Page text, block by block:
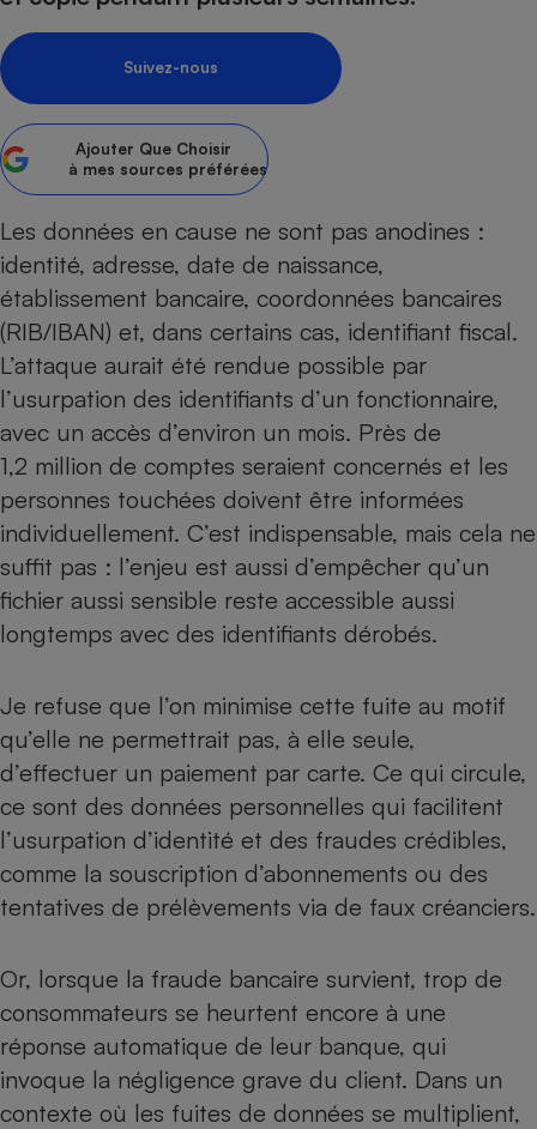
Suivez-nous
Ajouter Que Choisir
à mes sources préférées
Les données en cause ne sont pas anodines :
identité, adresse, date de naissance,
établissement bancaire, coordonnées bancaires
(RIB/IBAN) et, dans certains cas, identifiant fiscal.
L’attaque aurait été rendue possible par
l’usurpation des identifiants d’un fonctionnaire,
avec un accès d’environ un mois. Près de
1,2 million de comptes seraient concernés et les
personnes touchées doivent être informées
individuellement. C’est indispensable, mais cela ne
suffit pas : l’enjeu est aussi d’empêcher qu’un
fichier aussi sensible reste accessible aussi
longtemps avec des identifiants dérobés.
Je refuse que l’on minimise cette fuite au motif
qu’elle ne permettrait pas, à elle seule,
d’effectuer un paiement par carte. Ce qui circule,
ce sont des données personnelles qui facilitent
l’usurpation d’identité et des fraudes crédibles,
comme la souscription d’abonnements ou des
tentatives de prélèvements via de faux créanciers.
Or, lorsque la fraude bancaire survient, trop de
consommateurs se heurtent encore à une
réponse automatique de leur banque, qui
invoque la négligence grave du client. Dans un
contexte où les fuites de données se multiplient,
Assurance emprunteur
Petit électroménager -
Plaque de cuisson à
induction
Climatiseur -
Ventilateur
Cafetière à expressos
Téléviseur
Téléphone mobile -
Smartphone
Antivirus
Matelas
Radiateur électrique
Climatiseur -
Ventilateur
Antimoustique